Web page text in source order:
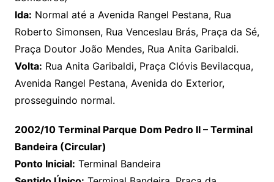
Ida: Normal até a Avenida Rangel Pestana, Rua
Roberto Simonsen, Rua Venceslau Brás, Praça da Sé,
Praça Doutor João Mendes, Rua Anita Garibaldi.
Volta: Rua Anita Garibaldi, Praça Clóvis Bevilacqua,
Avenida Rangel Pestana, Avenida do Exterior,
prosseguindo normal.
2002/10 Terminal Parque Dom Pedro II – Terminal
Bandeira (Circular)
Ponto Inicial: Terminal Bandeira